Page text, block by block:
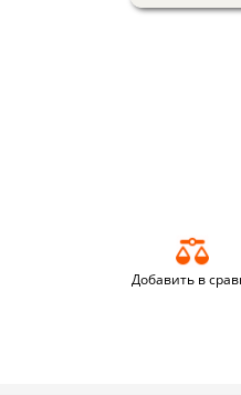
Добавить в